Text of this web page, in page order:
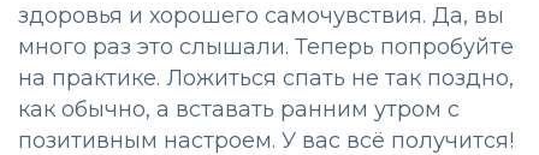
здоровья и хорошего самочувствия. Да, вы
много раз это слышали. Теперь попробуйте
на практике. Ложиться спать не так поздно,
как обычно, а вставать ранним утром с
позитивным настроем. У вас всё получится!